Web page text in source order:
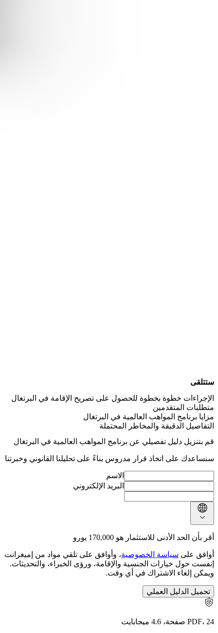
ستتلقى
الإجراءات خطوة بخطوة للحصول على تصريح الإقامة في البرتغال
متطلبات المتقدمين
مزايا برنامج المواهب العالمية في البرتغال
التفاصيل الدقيقة والمخاطر المحتملة
قم بتنزيل دليل تفصيلي عن برنامج المواهب العالمية في البرتغال
سنساعدك على اتخاذ قرار مدروس بناءً على تحليلنا القانوني وخبرتنا
الاسم
البريد الإلكتروني
أقر بأن الحد الأدنى للاستثمار هو 170,000 يورو
أوافق على سياسة الخصوصية، وأوافق على تلقي مواد من إميغرانت
إنفست حول خيارات الجنسية والإقامة، ورؤى الخبراء، والتحديثات.
ويمكن إلغاء الاشتراك في أي وقت.
تحميل الدليل العملي
PDF، 24 صفحة، 4.6 ميجابايت